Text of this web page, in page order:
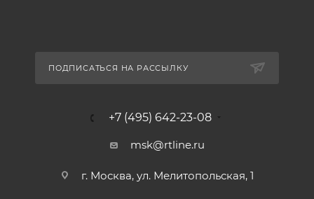
ПОДПИСАТЬСЯ НА РАССЫЛКУ
+7 (495) 642-23-08
msk@rtline.ru
г. Москва, ул. Мелитопольская, 1